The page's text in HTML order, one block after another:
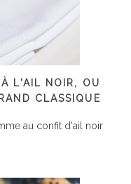
L'AIL NOIR, OU
CLASSIQUE
au confit d'ail noir